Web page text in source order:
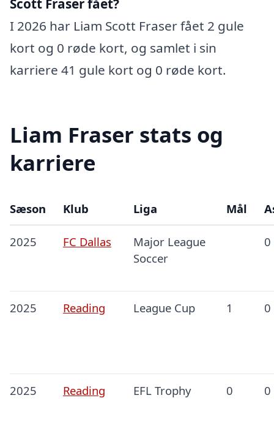
Scott Fraser fået?
I 2026 har Liam Scott Fraser fået 2 gule
kort og 0 røde kort, og samlet i sin
karriere 41 gule kort og 0 røde kort.
Liam Fraser stats og
karriere
Sæson Klub Liga Mål
2025 FC Dallas
Major League
Soccer
0
2025 Reading League Cup 1 0
2025 Reading EFL Trophy 0 0